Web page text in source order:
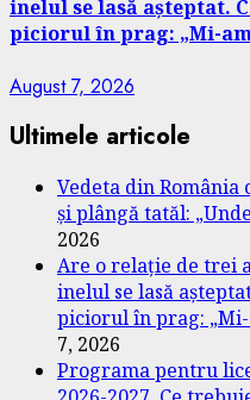
inelul se lasă așteptat.
piciorul în prag: „Mi-
August 7, 2026
Ultimele articole
Vedeta din România
și plângă tatăl:
2026
Are o relație de trei
inelul se lasă
piciorul în prag:
7, 2026
Programa pentru